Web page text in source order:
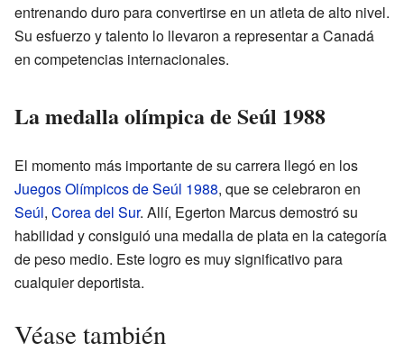
entrenando duro para convertirse en un atleta de alto nivel.
Su esfuerzo y talento lo llevaron a representar a Canadá
en competencias internacionales.
La medalla olímpica de Seúl 1988
El momento más importante de su carrera llegó en los
Juegos Olímpicos de Seúl 1988, que se celebraron en
Seúl, Corea del Sur. Allí, Egerton Marcus demostró su
habilidad y consiguió una medalla de plata en la categoría
de peso medio. Este logro es muy significativo para
cualquier deportista.
Véase también